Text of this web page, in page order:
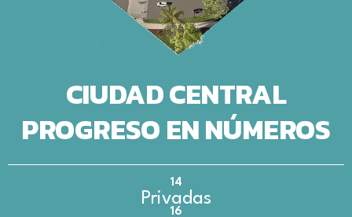
CIUDAD CENTRAL
PROGRESO EN NÚMEROS
14
Privadas
16